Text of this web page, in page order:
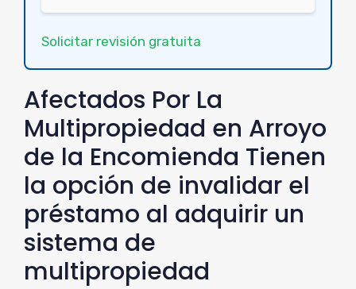
Solicitar revisión gratuita
Afectados Por La
Multipropiedad en Arroyo
de la Encomienda Tienen
la opción de invalidar el
préstamo al adquirir un
sistema de
multipropiedad